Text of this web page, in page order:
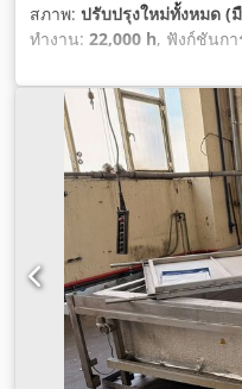
สภาพ: ปรับปรุงใหม่ทั้งหมด (
ทำงาน: 22,000 h, ฟังก์ชันกา
หมายเลขเครื่องจักร/ยานพา
2,600 มม, ความยาวทั้งหมด:
น้ำหนักบรรทุกสูงสุด:50 กก.,
6.5 แท่ง
, แรงดันไฟฟ้าขาเข้
,